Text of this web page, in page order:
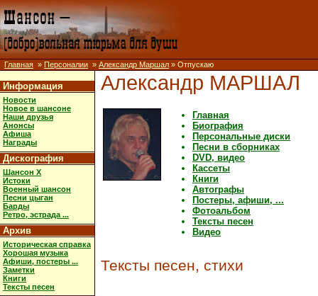
Главная » Персоналии » Александр Маршал » Отпускаю
Информация
Новости
Новое в шансоне
Наши друзья
Анонсы
Афиша
Награды
Дискография
Шансон X
Истоки
Военный шансон
Песни цыган
Барды
Ретро, эстрада ...
Архив
Историческая справка
Хорошая музыка
Афиши, постеры ...
Заметки
Книги
Тексты песен
Александр МАРШАЛ
Главная
Биография
Персональные диски
Песни в сборниках
DVD, видео
Кассеты
Книги
Автографы
Постеры, афиши, ...
Фотоальбом
Тексты песен
Видео
Тексты песен, стихи